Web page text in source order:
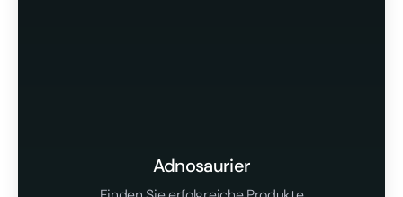
Adnosaurier